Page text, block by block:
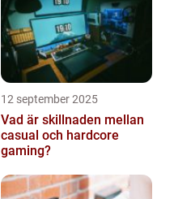
12 september 2025
Vad är skillnaden mellan
casual och hardcore
gaming?